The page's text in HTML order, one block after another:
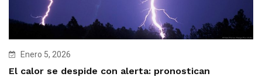
Enero 5, 2026
El calor se despide con alerta: pronostican